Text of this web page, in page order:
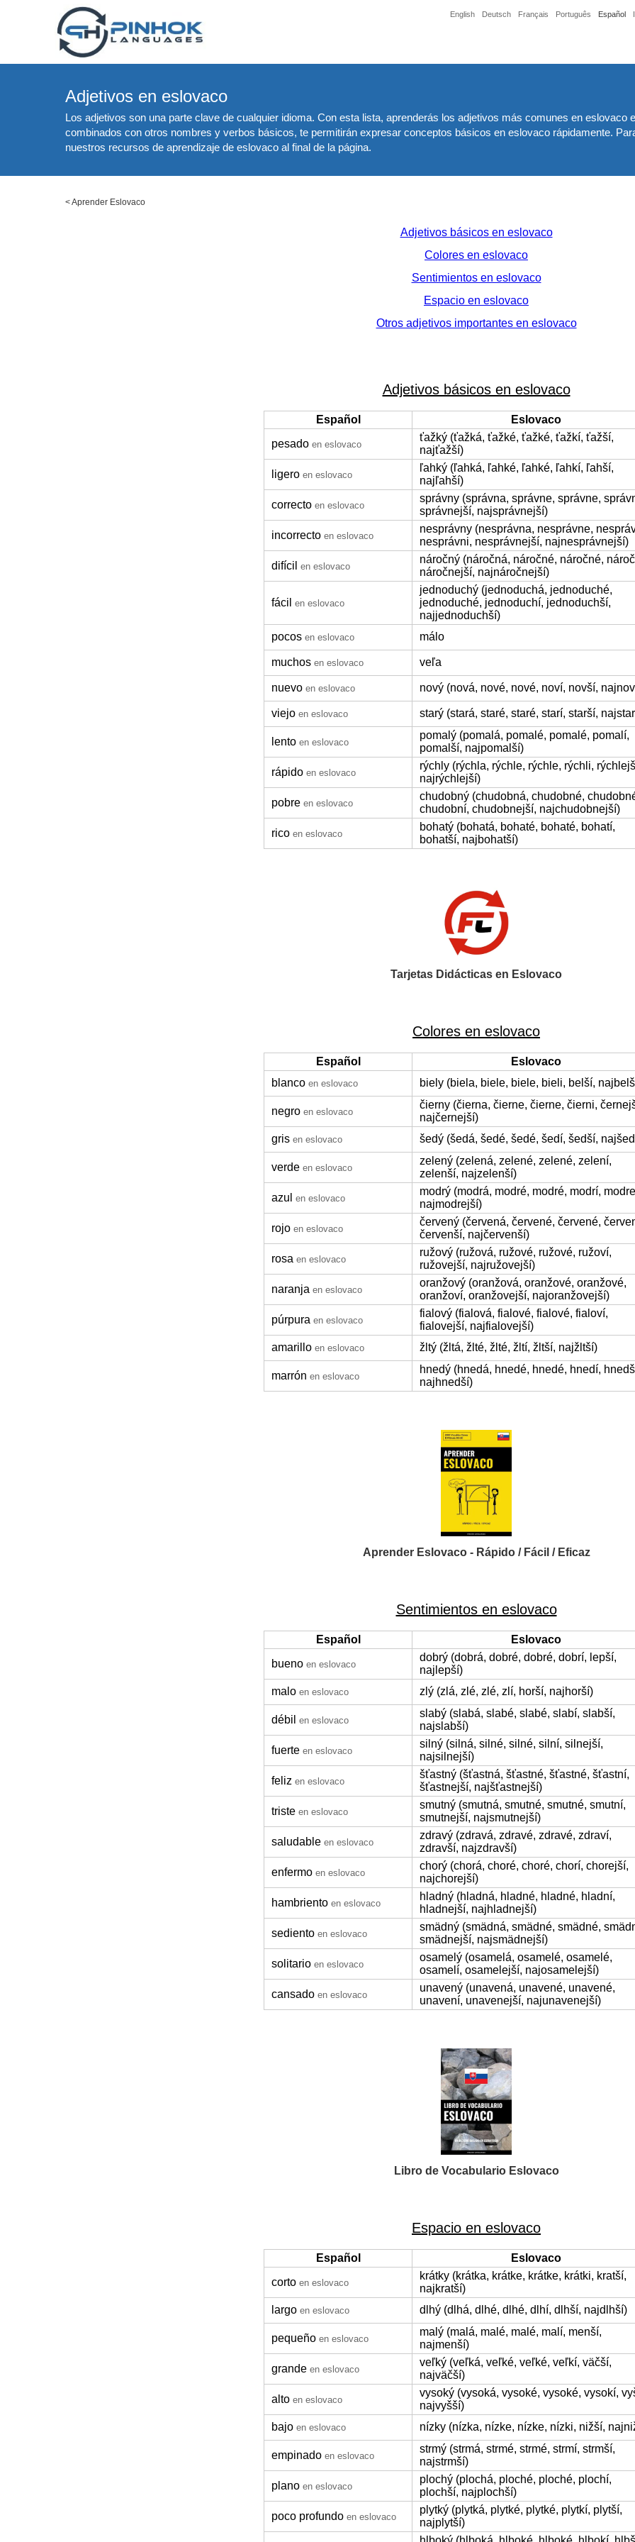
English Deutsch Français Português Español
Adjetivos en eslovaco
Los adjetivos son una parte clave de cualquier idioma. Con esta lista, aprenderás los adjetivos más comunes en eslovaco
combinados con otros nombres y verbos básicos, te permitirán expresar conceptos básicos en eslovaco rápidamente.
nuestros recursos de aprendizaje de eslovaco al final de la página.
<Aprender Eslovaco
Adjetivos básicos en eslovaco
Colores en eslovaco
Sentimientos en eslovaco
Espacio en eslovaco
Otros adjetivos importantes en eslovaco
Adjetivos básicos en eslovaco
Español
Eslovaco
pesado en eslovaco
ťažký (ťažká, ťažké, ťažké, ťažkí, ťažší,
najťažší)
ligero en eslovaco
ľahký (ľahká, ľahké, ľahké, ľahkí, ľahší,
najľahší)
correcto en eslovaco
správny (správna, správne, správne,
správnejší, najsprávnejší)
incorrecto en eslovaco
nesprávny (nesprávna, nesprávne,
nesprávni, nesprávnejší, najnesprávnejší)
difícil en eslovaco
náročný (náročná, náročné, náročné,
náročnejší, najnáročnejší)
fácil en eslovaco
jednoduchý (jednoduchá, jednoduché,
jednoduché, jednoduchí, jednoduchší,
najjednoduchší)
pocos en eslovaco málo
muchos en eslovaco veľa
nuevo en eslovaco nový (nová, nové, nové, noví, novší,
viejo en eslovaco starý (stará, staré, staré, starí, starší,
lento en eslovaco
pomalý (pomalá, pomalé, pomalé, pomalí,
pomalší, najpomalší)
rápido en eslovaco
rýchly (rýchla, rýchle, rýchle, rýchli,
najrýchlejší)
pobre en eslovaco
chudobný (chudobná, chudobné,
chudobní, chudobnejší, najchudobnejší)
rico en eslovaco
bohatý (bohatá, bohaté, bohaté, bohatí,
bohatší, najbohatší)
Tarjetas Didácticas en Eslovaco
Colores en eslovaco
Español
Eslovaco
blanco en eslovaco biely (biela, biele, biele, bieli, belší,
negro en eslovaco
čierny (čierna, čierne, čierne, čierni,
najčernejší)
gris en eslovaco šedý (šedá, šedé, šedé, šedí, šedší,
verde en eslovaco
zelený (zelená, zelené, zelené, zelení,
zelenší, najzelenší)
azul en eslovaco
modrý (modrá, modré, modré, modrí,
najmodrejší)
rojo en eslovaco
červený (červená, červené, červené,
červenší, najčervenší)
rosa en eslovaco
ružový (ružová, ružové, ružové, ružoví,
ružovejší, najružovejší)
naranja en eslovaco
oranžový (oranžová, oranžové, oranžové,
oranžoví, oranžovejší, najoranžovejší)
púrpura en eslovaco
fialový (fialová, fialové, fialové, fialoví,
fialovejší, najfialovejší)
amarillo en eslovaco žltý (žltá, žlté, žlté, žltí, žltší, najžltší)
marrón en eslovaco
hnedý (hnedá, hnedé, hnedé, hnedí,
najhnedší)
Aprender Eslovaco - Rápido / Fácil / Eficaz
Sentimientos en eslovaco
Español
Eslovaco
bueno en eslovaco
dobrý (dobrá, dobré, dobré, dobrí, lepší,
najlepší)
malo en eslovaco zlý (zlá, zlé, zlé, zlí, horší, najhorší)
débil en eslovaco
slabý (slabá, slabé, slabé, slabí, slabší,
najslabší)
fuerte en eslovaco
silný (silná, silné, silné, silní, silnejší,
najsilnejší)
feliz en eslovaco
šťastný (šťastná, šťastné, šťastné, šťastní,
šťastnejší, najšťastnejší)
triste en eslovaco
smutný (smutná, smutné, smutné, smutní,
smutnejší, najsmutnejší)
saludable en eslovaco
zdravý (zdravá, zdravé, zdravé, zdraví,
zdravší, najzdravší)
enfermo en eslovaco
chorý (chorá, choré, choré, chorí, chorejší,
najchorejší)
hambriento en eslovaco
hladný (hladná, hladné, hladné, hladní,
hladnejší, najhladnejší)
sediento en eslovaco
smädný (smädná, smädné, smädné,
smädnejší, najsmädnejší)
solitario en eslovaco
osamelý (osamelá, osamelé, osamelé,
osamelí, osamelejší, najosamelejší)
cansado en eslovaco
unavený (unavená, unavené, unavené,
unavení, unavenejší, najunavenejší)
Libro de Vocabulario Eslovaco
Espacio en eslovaco
Español
Eslovaco
corto en eslovaco
krátky (krátka, krátke, krátke, krátki, kratší,
najkratší)
largo en eslovaco dlhý (dlhá, dlhé, dlhé, dlhí, dlhší, najdlhší)
pequeño en eslovaco
malý (malá, malé, malé, malí, menší,
najmenší)
grande en eslovaco
veľký (veľká, veľké, veľké, veľkí, väčší,
najväčší)
alto en eslovaco
vysoký (vysoká, vysoké, vysoké, vysokí,
najvyšší)
bajo en eslovaco nízky (nízka, nízke, nízke, nízki, nižší,
empinado en eslovaco
strmý (strmá, strmé, strmé, strmí, strmší,
najstrmší)
plano en eslovaco
plochý (plochá, ploché, ploché, plochí,
plochší, najplochší)
poco profundo en eslovaco
plytký (plytká, plytké, plytké, plytkí, plytší,
najplytší)